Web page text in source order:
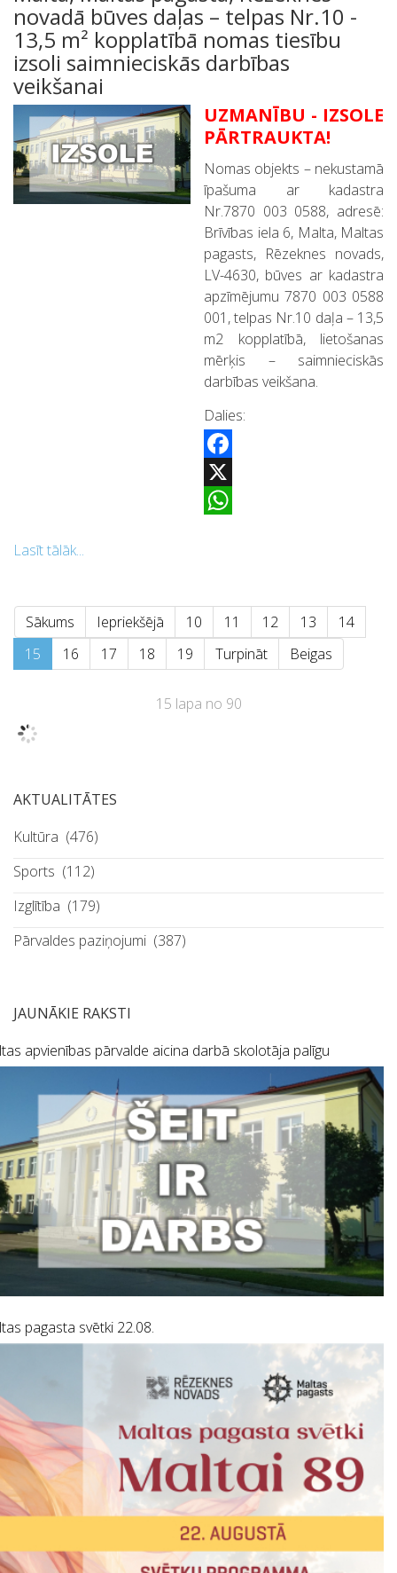
novadā būves daļas – telpas Nr.10 -
13,5 m² kopplatībā nomas tiesību
izsoli saimnieciskās darbības
veikšanai
UZMANĪBU - IZSOLE
PĀRTRAUKTA!
Nomas objekts – nekustamā
īpašuma ar kadastra
Nr.7870 003 0588, adresē:
Brīvības iela 6, Malta, Maltas
pagasts, Rēzeknes novads,
LV-4630, būves ar kadastra
apzīmējumu 7870 003 0588
001, telpas Nr.10 daļa – 13,5
m2 kopplatībā, lietošanas
mērķis – saimnieciskās
darbības veikšana.
Dalies:
Facebook
X
Lasīt tālāk...
Sākums Iepriekšējā 10 11 12 13
14
15
16 17 18 19 Turpināt Beigas
15 lapa no 90
AKTUALITĀTES
Kultūra (476)
Sports (112)
Izglītība (179)
Pārvaldes paziņojumi (387)
JAUNĀKIE RAKSTI
apvienības pārvalde aicina darbā skolotāja palīgu
pagasta svētki 22.08.